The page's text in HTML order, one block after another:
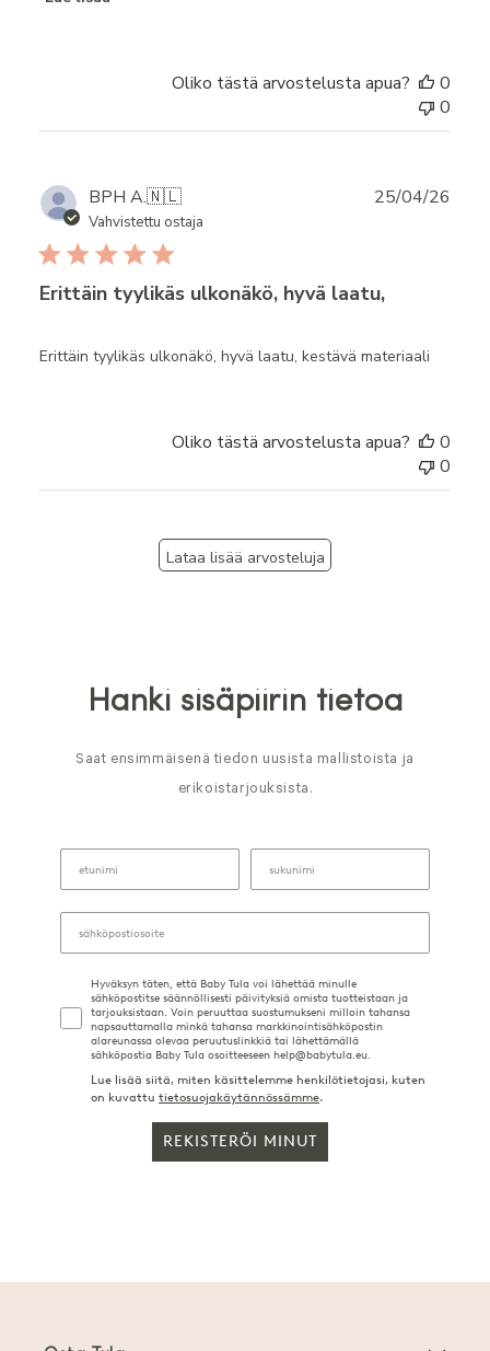
Oliko tästä arvostelusta apua?
0
0
BPH A.🇳🇱
Vahvistettu ostaja
Erittäin tyylikäs ulkonäkö, hyvä laatu,
Erittäin tyylikäs ulkonäkö, hyvä laatu, kestävä materiaali
25/04/26
Oliko tästä arvostelusta apua?
0
0
Lataa lisää arvosteluja
Hanki sisäpiirin tietoa
Saat ensimmäisenä tiedon uusista mallistoista ja
erikoistarjouksista.
Hyväksyn täten, että Baby Tula voi lähettää minulle
sähköpostitse säännöllisesti päivityksiä omista tuotteistaan ja
tarjouksistaan. Voin peruuttaa suostumukseni milloin tahansa
napsauttamalla minkä tahansa markkinointisähköpostin
alareunassa olevaa peruutuslinkkiä tai lähettämällä
sähköpostia Baby Tula osoitteeseen help@babytula.eu.
Lue lisää siitä, miten käsittelemme henkilötietojasi, kuten
on kuvattu tietosuojakäytännössämme.
REKISTERÖI MINUT